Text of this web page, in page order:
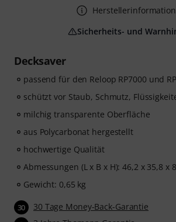
Decksaver
passend für den Reloop RP7000 und
schützt vor Staub, Schmutz,
milchig transparente Oberfläche
aus Polycarbonat hergestellt
hochwertige Qualität
Abmessungen (L x B x H): 46,2 x 35,8 x
Gewicht: 0,65 kg
30 30 Tage Money-Back-Garantie
Sicherheits- und